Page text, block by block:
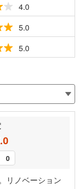
4.0
5.0
5.0
0
リノベーション